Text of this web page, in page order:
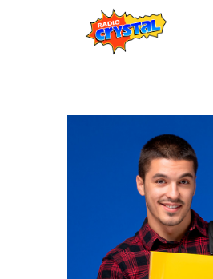
Promociones
Contacto